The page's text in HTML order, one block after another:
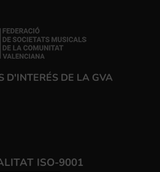
D'INTERÉS DE LA GVA
ISO-9001